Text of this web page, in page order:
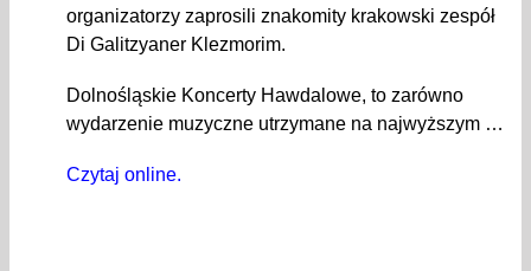
organizatorzy zaprosili znakomity krakowski zespół
Di Galitzyaner Klezmorim.
Dolnośląskie Koncerty Hawdalowe, to zarówno
wydarzenie muzyczne utrzymane na najwyższym …
Czytaj online.